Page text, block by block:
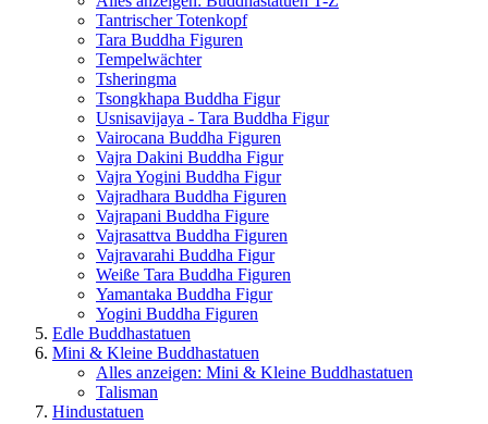
Tantrischer Totenkopf
Tara Buddha Figuren
Tempelwächter
Tsheringma
Tsongkhapa Buddha Figur
Usnisavijaya - Tara Buddha Figur
Vairocana Buddha Figuren
Vajra Dakini Buddha Figur
Vajra Yogini Buddha Figur
Vajradhara Buddha Figuren
Vajrapani Buddha Figure
Vajrasattva Buddha Figuren
Vajravarahi Buddha Figur
Weiße Tara Buddha Figuren
Yamantaka Buddha Figur
Yogini Buddha Figuren
Edle Buddhastatuen
Mini & Kleine Buddhastatuen
Alles anzeigen: Mini & Kleine Buddhastatuen
Talisman
Hindustatuen